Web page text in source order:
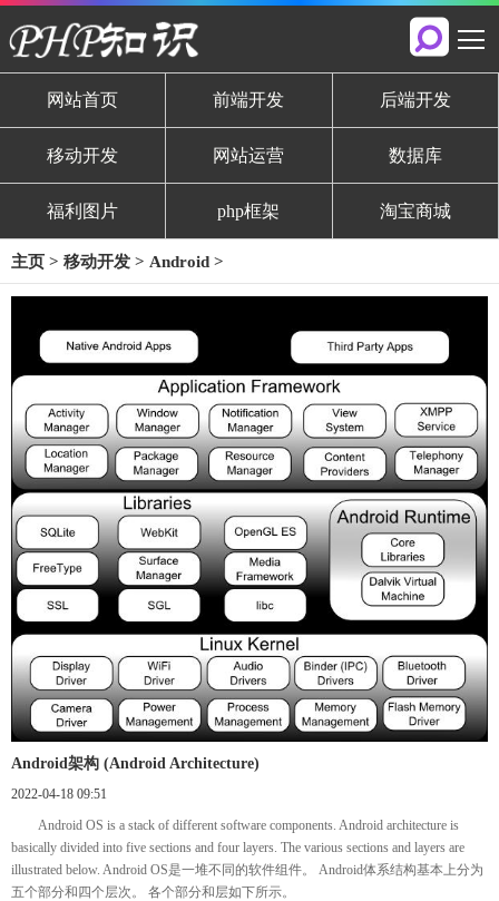
网站首页 前端开发 后端开发
移动开发 网站运营 数据库
福利图片 php框架 淘宝商城
主页 > 移动开发 > Android >
Android架构 (Android Architecture)
2022-04-18 09:51
Android OS is a stack of different software components. Android architecture is
basically divided into five sections and four layers. The various sections and layers are
illustrated below. Android OS是一堆不同的软件组件。 Android体系结构基本上分为
五个部分和四个层次。 各个部分和层如下所示。